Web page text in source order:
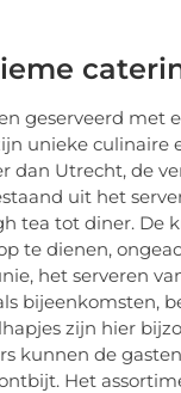
geserveerd met
unieke culinaire
Utrecht, de
uit het
tea tot diner. De
te dienen,
het serveren
bijeenkomsten,
zijn hier
kunnen de
Het